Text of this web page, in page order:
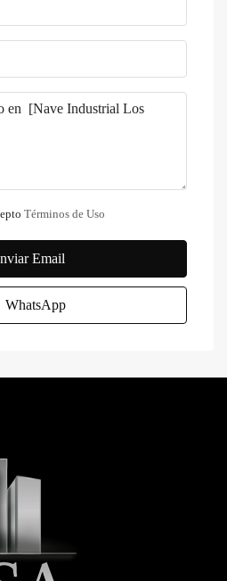
Términos de Uso
Email
WhatsApp